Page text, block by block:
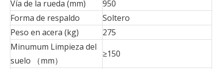
Vía de la rueda (mm)
950
Forma de respaldo
Soltero
Peso en acera (kg)
275
Minumum Limpieza del
suelo （mm）
≥150